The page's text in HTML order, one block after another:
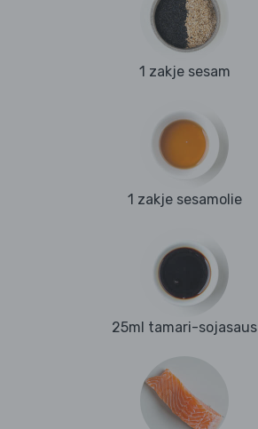
1 zakje sesam
1 zakje sesamolie
25ml tamari-sojasaus